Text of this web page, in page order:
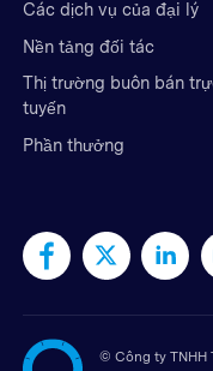
Các dịch vụ của đại lý
Nền tảng đối tác
Thị trường buôn bán
tuyến
Phần thưởng
© Công ty TNHH